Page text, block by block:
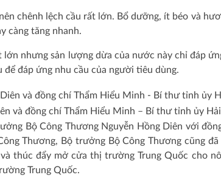
chênh lệch cầu rất lớn. Bổ dưỡng, ít béo và
càng tăng nhanh.
nhưng sản lượng dừa của nước này chỉ đáp
đáp ứng nhu cầu của người tiêu dùng.
và đồng chí Thẩm Hiểu Minh – Bí thư tỉnh ủy
Bộ Công Thương Nguyễn Hồng Diên với
Thương, Bộ trưởng Bộ Công Thương cũng
thúc đẩy mở cửa thị trường Trung Quốc cho
Trung Quốc.